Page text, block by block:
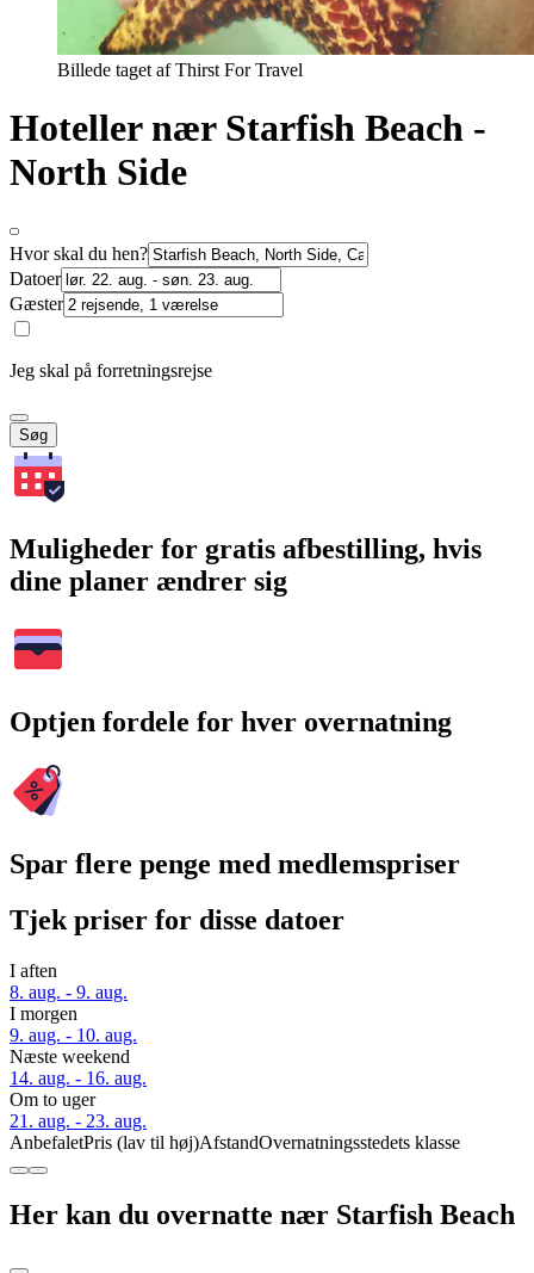
Billede taget af Thirst For Travel
Hoteller nær Starfish Beach -
North Side
Hvor skal du hen?
Datoer
Gæster
Jeg skal på forretningsrejse
Søg
Muligheder for gratis afbestilling, hvis
dine planer ændrer sig
Optjen fordele for hver overnatning
Spar flere penge med medlemspriser
Tjek priser for disse datoer
I aften
8. aug. - 9. aug.
I morgen
9. aug. - 10. aug.
Næste weekend
14. aug. - 16. aug.
Om to uger
21. aug. - 23. aug.
AnbefaletPris (lav til høj)AfstandOvernatningsstedets klasse
Her kan du overnatte nær Starfish Beach